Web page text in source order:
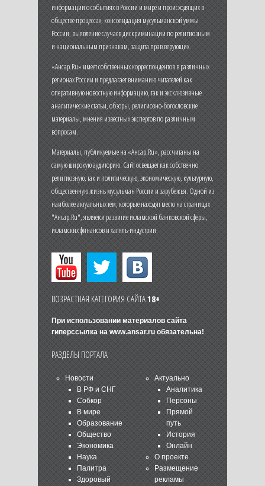
информации о событиях в России и мире и происходящих в
обществе процессах, консолидация мусульманской уммы
России, выявление случаев дискриминации по религиозным
и национальным признакам, защита прав верующих.
«Ансар.Ru» имеет собственных корреспондентов в различных
регионах России и предлагает вниманию читателей как
оперативную новостную информацию, так и эксклюзивные
аналитические статьи, обзоры, религиозно-богословские
материалы, мнения известных экспертов по различным
вопросам.
Материалы, публикуемые на «Ансар.Ru», рассчитаны на
самую широкую аудиторию. Сайт освещает как собственно
религиозную, так и политическую, экономическую, культурную,
общественную жизнь мусульман России и зарубежья. Одной из
наиболее актуальных тем, которые находят место на страницах
"Ансар.Ru", является развитие исламской банковской сферы,
исламских финансов и халяль-индустрии.
ВОЗРАСТНАЯ КАТЕГОРИЯ САЙТА18+
При использовании материалов сайта
гиперссылка на www.ansar.ruобязательна!
РАЗДЕЛЫ ПОРТАЛА
Новости
В РФ и СНГ
Собкор
В мире
Образование
Общество
Экономика
Наука
Палитра
Здоровый
Актуально
Аналитика
Персоны
Прямой
путь
История
Онлайн
О проекте
Размещение
рекламы